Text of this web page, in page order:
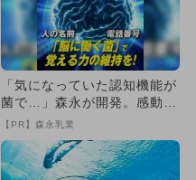
「気になっていた認知機能が
菌で…」森永が開発。感動の
70代続出
【PR】森永乳業